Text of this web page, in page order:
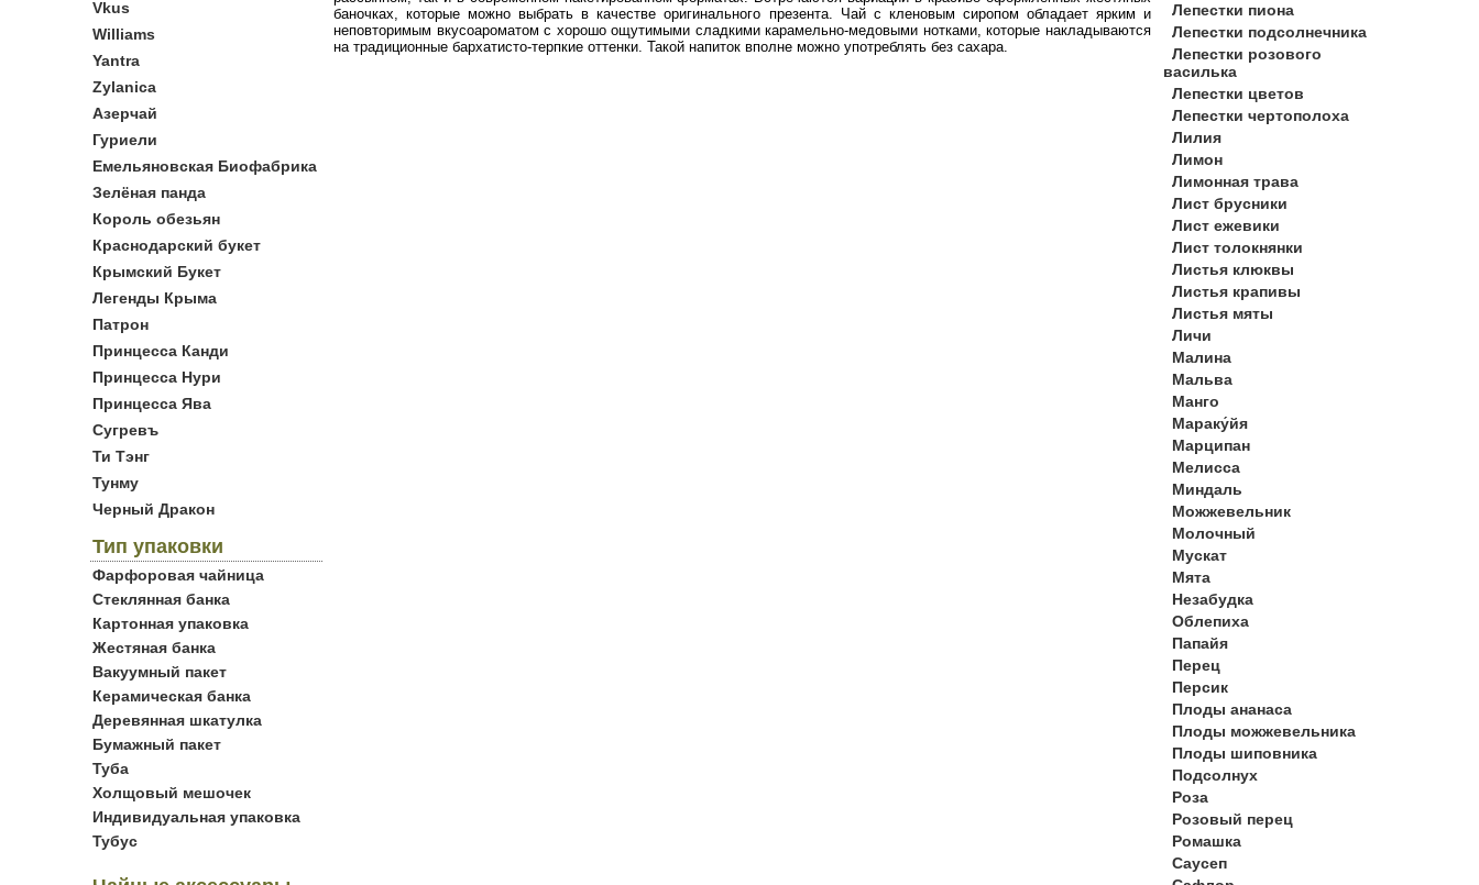
Vkus
Williams
Yantra
Zylanica
Азерчай
Гуриели
Емельяновская Биофабрика
Зелёная панда
Король обезьян
Краснодарский букет
Крымский Букет
Легенды Крыма
Патрон
Принцесса Канди
Принцесса Нури
Принцесса Ява
Сугревъ
Ти Тэнг
Тунму
Черный Дракон
Тип упаковки
Фарфоровая чайница
Стеклянная банка
Картонная упаковка
Жестяная банка
Вакуумный пакет
Керамическая банка
Деревянная шкатулка
Бумажный пакет
Туба
Холщовый мешочек
Индивидуальная упаковка
Тубус
баночках, которые можно выбрать в качестве оригинального презента. Чай с кленовым сиропом обладает ярким и
неповторимым вкусоароматом с хорошо ощутимыми сладкими карамельно-медовыми нотками, которые накладываются
на традиционные бархатисто-терпкие оттенки. Такой напиток вполне можно употреблять без сахара.
Лепестки пиона
Лепестки подсолнечника
Лепестки розового
василька
Лепестки цветов
Лепестки чертополоха
Лилия
Лимон
Лимонная трава
Лист брусники
Лист ежевики
Лист толокнянки
Листья клюквы
Листья крапивы
Листья мяты
Личи
Малина
Мальва
Манго
Мараку́йя
Марципан
Мелисса
Миндаль
Можжевельник
Молочный
Мускат
Мята
Незабудка
Облепиха
Папайя
Перец
Персик
Плоды ананаса
Плоды можжевельника
Плоды шиповника
Подсолнух
Роза
Розовый перец
Ромашка
Саусеп